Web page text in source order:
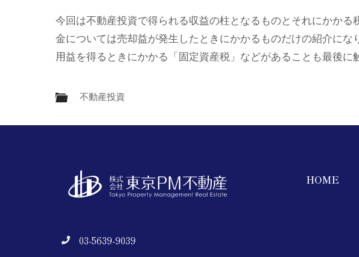
今回は不動産投資で得られる収益の柱となるものとそれにかかる
金については売却益が発生したときにかかるものだけの紹介にな
用益を得るときにかかる「固定資産税」などがあることも最後に
不動産投資
HOME
03-5639-9039